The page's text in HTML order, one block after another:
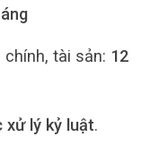
tài sản: 12
xử lý kỷ luật.